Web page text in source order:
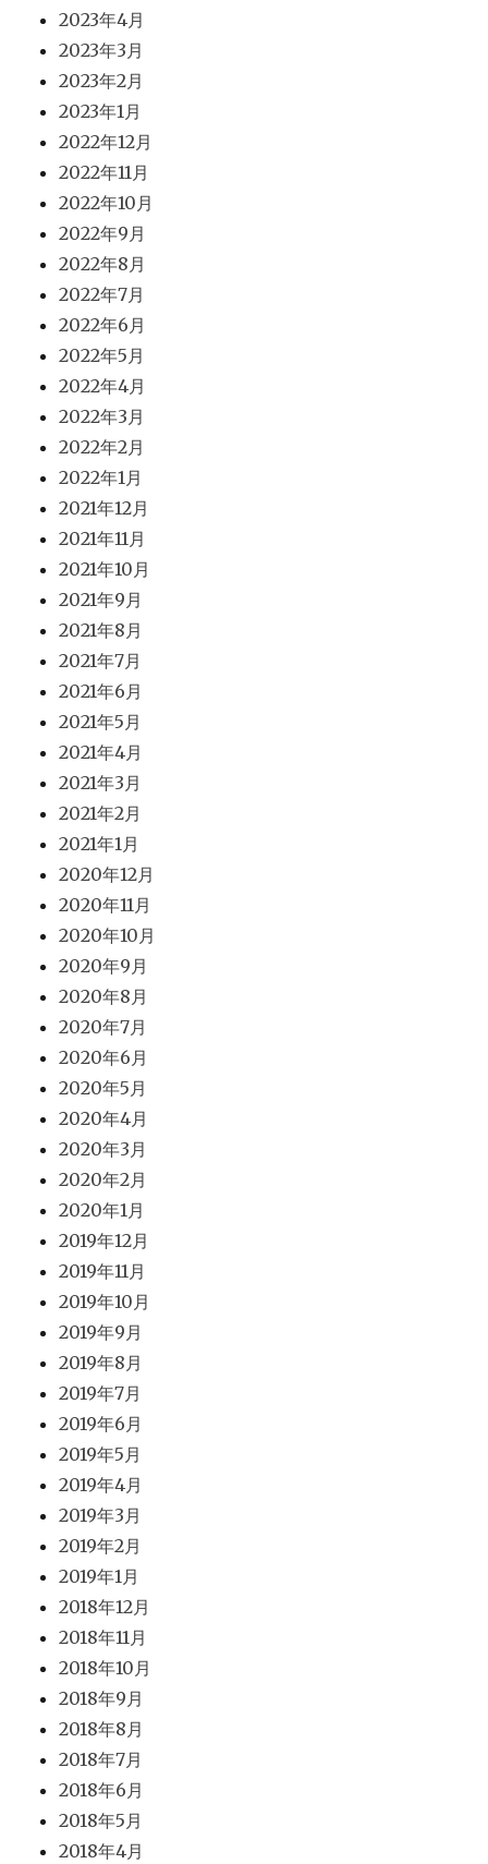
2023年4月
2023年3月
2023年2月
2023年1月
2022年12月
2022年11月
2022年10月
2022年9月
2022年8月
2022年7月
2022年6月
2022年5月
2022年4月
2022年3月
2022年2月
2022年1月
2021年12月
2021年11月
2021年10月
2021年9月
2021年8月
2021年7月
2021年6月
2021年5月
2021年4月
2021年3月
2021年2月
2021年1月
2020年12月
2020年11月
2020年10月
2020年9月
2020年8月
2020年7月
2020年6月
2020年5月
2020年4月
2020年3月
2020年2月
2020年1月
2019年12月
2019年11月
2019年10月
2019年9月
2019年8月
2019年7月
2019年6月
2019年5月
2019年4月
2019年3月
2019年2月
2019年1月
2018年12月
2018年11月
2018年10月
2018年9月
2018年8月
2018年7月
2018年6月
2018年5月
2018年4月